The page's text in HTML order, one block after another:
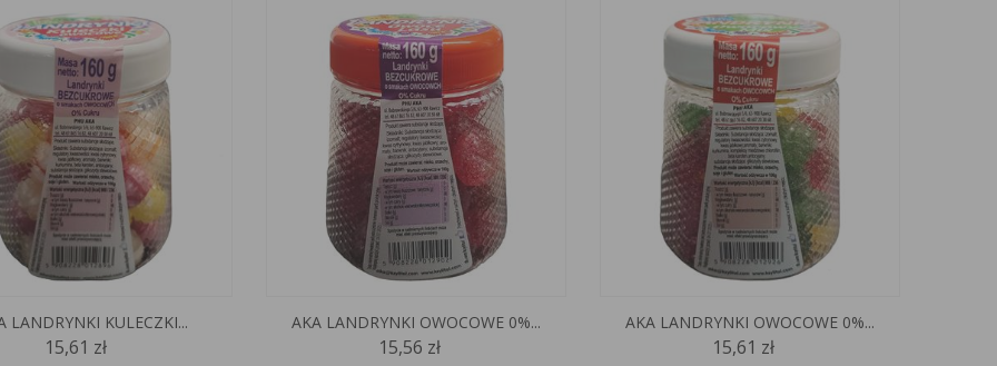
LANDRYNKI KULECZKI...
15,61 zł
AKA LANDRYNKI OWOCOWE 0%...
15,56 zł
AKA LANDRYNKI OWOCOWE 0%...
15,61 zł